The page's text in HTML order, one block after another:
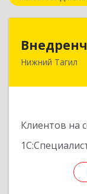
Нижний Тагил
Клиентов на
622030,